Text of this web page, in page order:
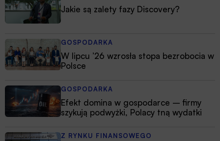
Jakie są zalety fazy Discovery?
GOSPODARKA
W lipcu ’26 wzrosła stopa bezrobocia w
Polsce
GOSPODARKA
Efekt domina w gospodarce – firmy
szykują podwyżki, Polacy tną wydatki
Z RYNKU FINANSOWEGO